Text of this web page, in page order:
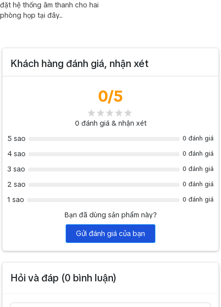
đặt hệ thống âm thanh cho hai
phòng họp tại đây...
Khách hàng đánh giá, nhận xét
0/5
0 đánh giá & nhận xét
5 sao
0 đánh giá
4 sao 0 đánh giá
3 sao 0 đánh giá
2 sao 0 đánh giá
1 sao 0 đánh giá
Bạn đã dùng sản phẩm này?
Gửi đánh giá của bạn
Hỏi và đáp (0 bình luận)